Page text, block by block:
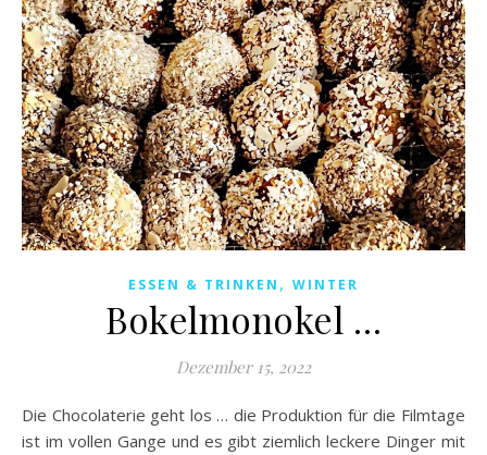
ESSEN & TRINKEN , WINTER
Bokelmonokel …
Dezember 15, 2022
Die Chocolaterie geht los … die Produktion für die Filmtage
ist im vollen Gange und es gibt ziemlich leckere Dinger mit